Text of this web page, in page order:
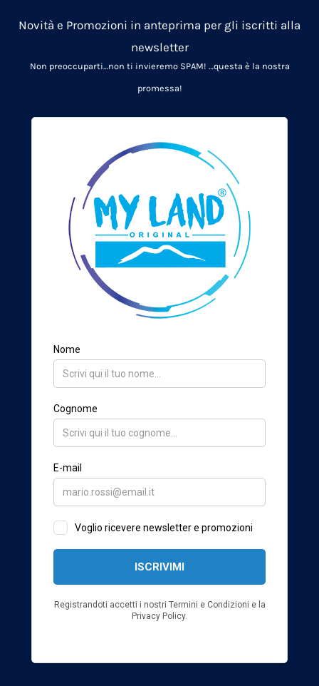
Novità e Promozioni in anteprima per gli iscritti alla
newsletter
Non preoccuparti…non ti invieremo SPAM! …questa è la nostra
promessa!